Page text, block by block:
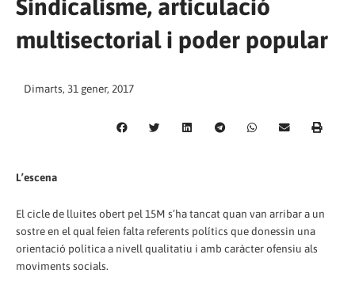
Sindicalisme, articulació
multisectorial i poder popular
Dimarts, 31 gener, 2017
L’escena
El cicle de lluites obert pel 15M s’ha tancat quan van arribar a un
sostre en el qual feien falta referents polítics que donessin una
orientació política a nivell qualitatiu i amb caràcter ofensiu als
moviments socials.